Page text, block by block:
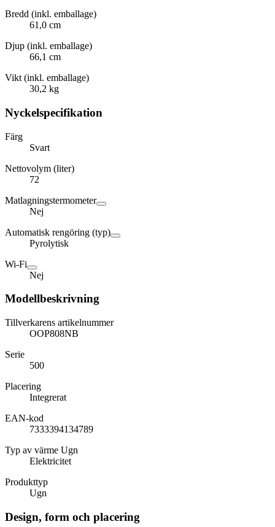
Bredd (inkl. emballage)
61,0 cm
Djup (inkl. emballage)
66,1 cm
Vikt (inkl. emballage)
30,2 kg
Nyckelspecifikation
Färg
Svart
Nettovolym (liter)
72
Matlagningstermometer
Nej
Automatisk rengöring (typ)
Pyrolytisk
Wi-Fi
Nej
Modellbeskrivning
Tillverkarens artikelnummer
OOP808NB
Serie
500
Placering
Integrerat
EAN-kod
7333394134789
Typ av värme Ugn
Elektricitet
Produkttyp
Ugn
Design, form och placering